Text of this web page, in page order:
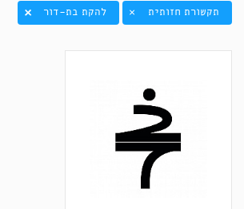
תקשורת חזותית × להקת בת-דור